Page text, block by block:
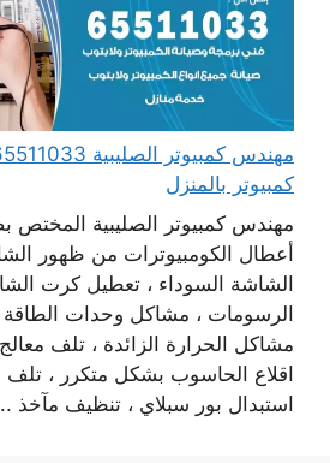
كمبيوتر بالمنزل
مهندس كمبيوتر الصليبية المختص
أعطال الكومبيوترات من ظهور
الشاشة السوداء ، تعطيل كرت
الرسومات ، مشاكل وحدات الطاقة
مشاكل الحرارة الزائدة ، تلف
اقلاع الحاسوب بشكل متكرر ، تلف
استبدال بور سبلاي ، تنظيف مآخذ